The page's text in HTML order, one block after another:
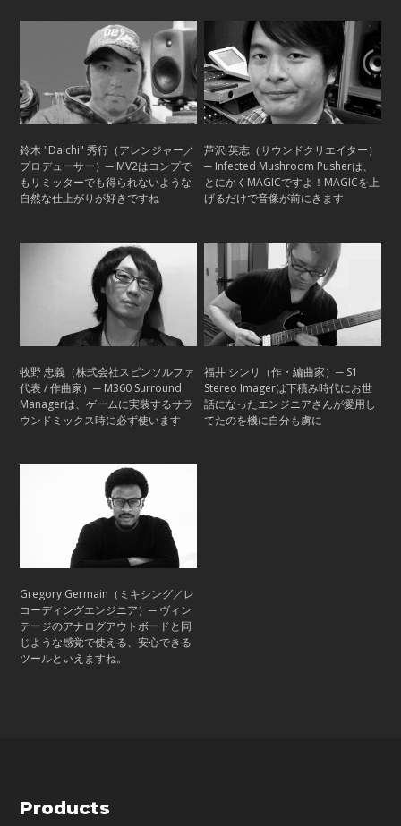
鈴木 "Daichi" 秀行（アレンジャー／
プロデューサー）─ MV2はコンプで
もリミッターでも得られないような
自然な仕上がりが好きですね
芦沢 英志（サウンドクリエイター）
─ Infected Mushroom Pusherは、
とにかくMAGICですよ！MAGICを上
げるだけで音像が前にきます
牧野 忠義（株式会社スピンソルファ
代表 / 作曲家）─ M360 Surround
Managerは、ゲームに実装するサラ
ウンドミックス時に必ず使います
福井 シンリ（作・編曲家）─ S1
Stereo Imagerは下積み時代にお世
話になったエンジニアさんが愛用し
てたのを機に自分も虜に
Gregory Germain（ミキシング／レ
コーディングエンジニア）─ ヴィン
テージのアナログアウトボードと同
じような感覚で使える、安心できる
ツールといえますね。
Products